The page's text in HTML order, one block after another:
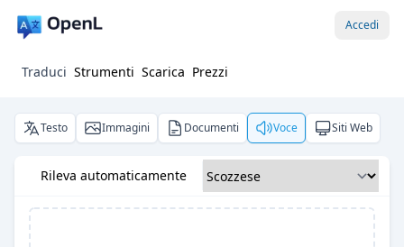
Accedi
Traduci Strumenti Scarica Prezzi
Testo Immagini Documenti Voce Siti Web
Rileva automaticamente